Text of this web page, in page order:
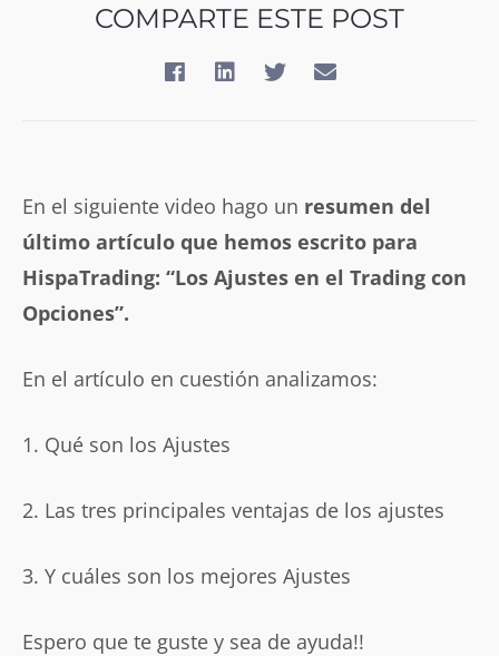
COMPARTE ESTE POST
En el siguiente video hago un resumen del
último artículo que hemos escrito para
HispaTrading: “Los Ajustes en el Trading con
Opciones”.
En el artículo en cuestión analizamos:
1. Qué son los Ajustes
2. Las tres principales ventajas de los ajustes
3. Y cuáles son los mejores Ajustes
Espero que te guste y sea de ayuda!!